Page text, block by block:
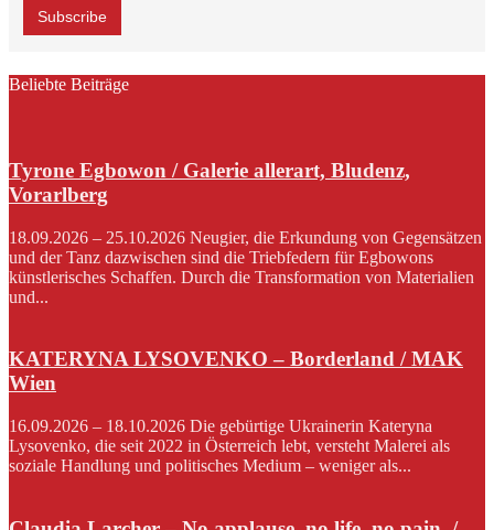
Beliebte Beiträge
Tyrone Egbowon / Galerie allerart, Bludenz,
Vorarlberg
18.09.2026 – 25.10.2026 Neugier, die Erkundung von Gegensätzen
und der Tanz dazwischen sind die Triebfedern für Egbowons
künstlerisches Schaffen. Durch die Transformation von Materialien
und...
KATERYNA LYSOVENKO – Borderland / MAK
Wien
16.09.2026 – 18.10.2026 Die gebürtige Ukrainerin Kateryna
Lysovenko, die seit 2022 in Österreich lebt, versteht Malerei als
soziale Handlung und politisches Medium – weniger als...